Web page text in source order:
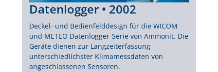
Datenlogger • 2002
Deckel- und Bedienfelddesign für die WICOM
und METEO Datenlogger-Serie von Ammonit. Die
Geräte dienen zur Langzeiterfassung
unterschiedlichster Klimamessdaten von
angeschlossenen Sensoren.